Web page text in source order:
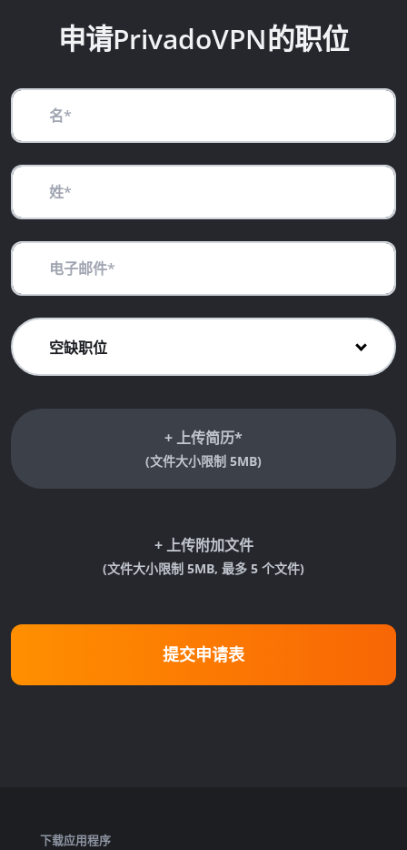
申请PrivadoVPN的职位
空缺职位
+ 上传简历*
(文件大小限制 5MB)
+ 上传附加文件
(文件大小限制 5MB, 最多 5 个文件)
提交申请表
下载应用程序